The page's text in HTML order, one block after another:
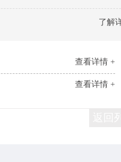
了解
查看详情 +
查看详情 +